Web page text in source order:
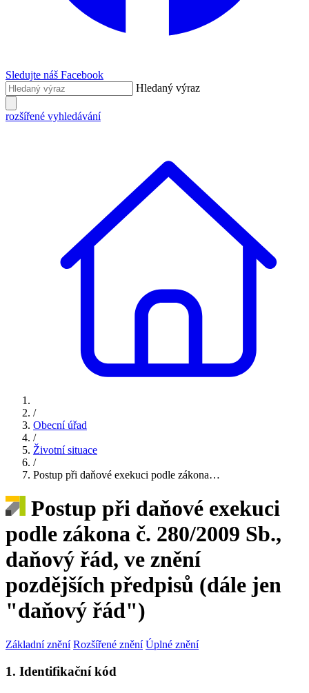
Sledujte náš Facebook
Hledaný výraz
rozšířené vyhledávání
/
Obecní úřad
/
Životní situace
/
Postup při daňové exekuci podle zákona…
Postup při daňové exekuci
podle zákona č. 280/2009 Sb.,
daňový řád, ve znění
pozdějších předpisů (dále jen
"daňový řád")
Základní znění Rozšířené znění Úplné znění
1. Identifikační kód